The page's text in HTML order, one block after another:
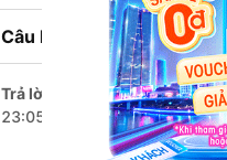
Câu hỏi: Nhà xe đi Cam
Trả lời: ChuyếnGiường nằm
23:05 là của nhà xe Mạnh